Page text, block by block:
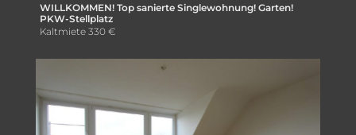
WILLKOMMEN! Top sanierte Singlewohnung! Garten!
PKW-Stellplatz
Kaltmiete 330 €